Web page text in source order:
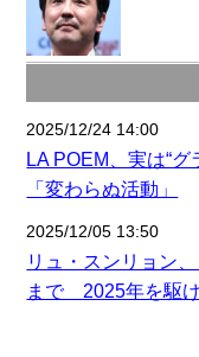
2025/12/24 14:00
LA POEM、実は“
「変わらぬ活動」
2025/12/05 13:50
リュ・スンリョン
まで 2025年を駆